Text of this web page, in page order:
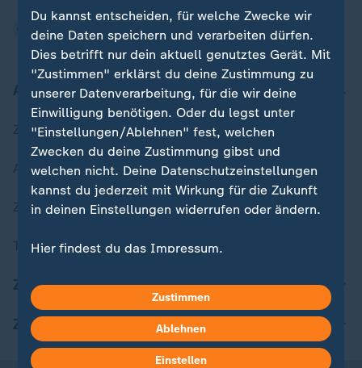
Aktuell bei ZDFheute
Zuletzt veröffentlicht
Aktuelle Sendungs-Videos
ZDFheute Stories
Themen im Überblick
ZDFheute Update
ZDFheute Apps
Du kannst entscheiden, für welche Zwecke wir
deine Daten speichern und verarbeiten dürfen.
Dies betrifft nur dein aktuell genutztes Gerät. Mit
"Zustimmen" erklärst du deine Zustimmung zu
unserer Datenverarbeitung, für die wir deine
Einwilligung benötigen. Oder du legst unter
"Einstellungen/Ablehnen" fest, welchen
Zwecken du deine Zustimmung gibst und
welchen nicht. Deine Datenschutzeinstellungen
kannst du jederzeit mit Wirkung für die Zukunft
in deinen Einstellungen widerrufen oder ändern.
Hier findest du das Impressum.
Datenschutzerklärung.
Zustimmen
Ablehnen
Einstellen